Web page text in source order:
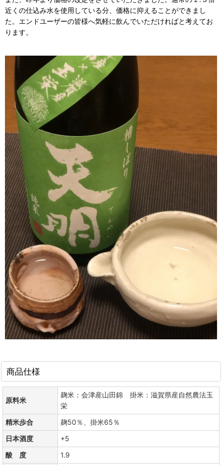
近くの仕込み水を使用している分、価格に抑えることができまし
た。エンドユーザーの皆様へ気軽に飲んでいただければと考えてお
ります。
商品仕様
原料米
麹米：会津産山田錦 掛米：滋賀県産自然農法玉
栄
精米歩合
麹50％、掛米65％
日本酒度
+5
酸 度
1.9